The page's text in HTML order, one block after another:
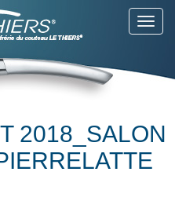
2018_SALON